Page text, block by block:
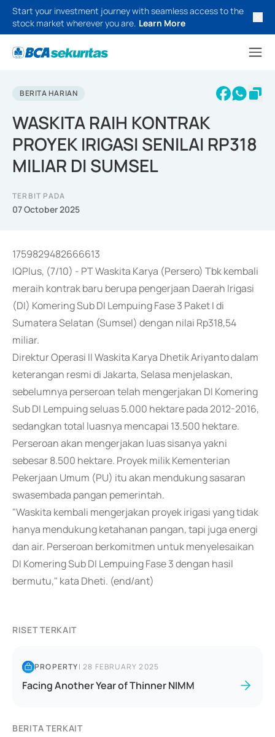
Start your investment journey with seamless access to the
stock market wherever you are. Learn More
BERITA HARIAN
WASKITA RAIH KONTRAK
PROYEK IRIGASI SENILAI RP318
MILIAR DI SUMSEL
TERBIT PADA
07 October 2025
1759829482666613
IQPlus, (7/10) - PT Waskita Karya (Persero) Tbk kembali
meraih kontrak baru berupa pengerjaan Daerah Irigasi
(DI) Komering Sub DI Lempuing Fase 3 Paket I di
Sumatera Selatan (Sumsel) dengan nilai Rp318,54
miliar.
Direktur Operasi II Waskita Karya Dhetik Ariyanto dalam
keterangan resmi di Jakarta, Selasa menjelaskan,
sebelumnya perseroan telah mengerjakan DI Komering
Sub DI Lempuing seluas 5.000 hektare pada 2012-2016,
sedangkan total luasnya mencapai 13.500 hektare.
Perseroan akan mengerjakan luas sisanya yakni
sebesar 8.500 hektare. Proyek milik Kementerian
Pekerjaan Umum (PU) itu akan mendukung sasaran
swasembada pangan pemerintah.
"Waskita kembali mengerjakan proyek irigasi yang tidak
hanya mendukung ketahanan pangan, tapi juga energi
dan air. Perseroan berkomitmen untuk menyelesaikan
DI Komering Sub DI Lempuing Fase 3 dengan hasil
bermutu," kata Dheti. (end/ant)
RISET TERKAIT
PROPERTY|28 FEBRUARY 2025
Facing Another Year of Thinner NIMM
BERITA TERKAIT